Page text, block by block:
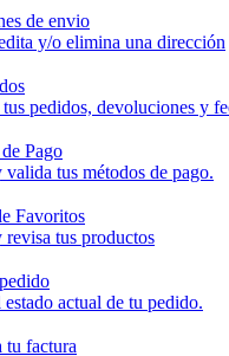
de envio
y/o elimina una dirección
pedidos, devoluciones y
Pago
valida tus métodos de pago.
Favoritos
revisa tus productos
estado actual de tu pedido.
tu factura